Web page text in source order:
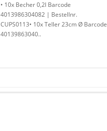
• 10x Becher 0,2l Barcode
4013986304082 | Bestellnr.
CUPS0113• 10x Teller 23cm Ø Barcode
40139863040..